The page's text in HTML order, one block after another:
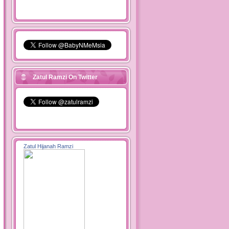
Zatul Ramzi On Twitter
Zatul Hijanah Ramzi